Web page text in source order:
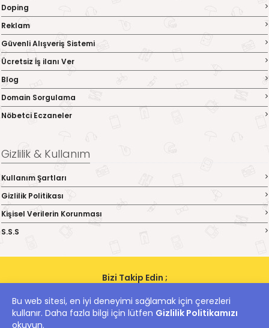
Doping
Reklam
Güvenli Alışveriş Sistemi
Ücretsiz İş ilanı Ver
Blog
Domain Sorgulama
Nöbetci Eczaneler
Gizlilik & Kullanım
Kullanım Şartları
Gizlilik Politikası
Kişisel Verilerin Korunması
S.S.S
Bizi Takip Edin ;
hanii.net Yer Alan Kullanıcıların Oluşturduğu Tüm İçerik, Görüş Ve Bilgilerin
Doğruluğu, Eksiksiz Ve Değişmez Olduğu, Yayınlanması İle İlgili Yasal
Bu web sitesi, en iyi deneyimi sağlamak için çerezleri
kullanır. Daha fazla bilgi için lütfen Gizlilik Politikamızı
okuyun.